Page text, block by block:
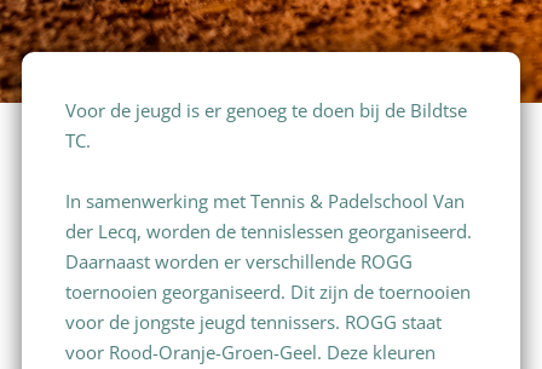
Voor de jeugd is er genoeg te doen bij de Bildtse
TC.
In samenwerking met Tennis & Padelschool Van
der Lecq, worden de tennislessen georganiseerd.
Daarnaast worden er verschillende ROGG
toernooien georganiseerd. Dit zijn de toernooien
voor de jongste jeugd tennissers. ROGG staat
voor Rood-Oranje-Groen-Geel. Deze kleuren